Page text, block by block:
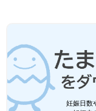
妊娠日数